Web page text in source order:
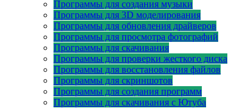
Программы для создания музыки
Программы для 3D моделирования
Программы для обновления драйверов
Программы для просмотра фотографий
Программы для скачивания
Программы для проверки жесткого диска
Программы для восстановления файлов
Программы для скриншотов
Программы для создания программ
Программы для скачивания с Ютуба